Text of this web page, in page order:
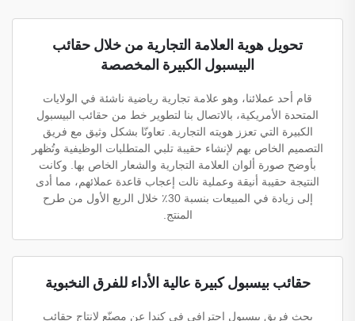
تحويل هوية العلامة التجارية من خلال حقائب
البيسبول الكبيرة المخصصة
قام أحد عملائنا، وهو علامة تجارية رياضية ناشئة في الولايات
المتحدة الأمريكية، بالاتصال بنا لتطوير خط من حقائب البيسبول
الكبيرة التي تعزز هويته التجارية. تعاونّا بشكل وثيق مع فريق
التصميم الخاص بهم لإنشاء حقيبة تلبي المتطلبات الوظيفية وتُظهر
بأوضح صورة ألوان العلامة التجارية والشعار الخاص بها. وكانت
النتيجة حقيبة أنيقة وعملية نالت إعجاب قاعدة عملائهم، مما أدى
إلى زيادة في المبيعات بنسبة 30٪ خلال الربع الأول من طرح
المنتج.
حقائب بيسبول كبيرة عالية الأداء للفرق النخبوية
بحث فريق بيسبول احترافي في كندا عن مصنّع لإنتاج حقائب